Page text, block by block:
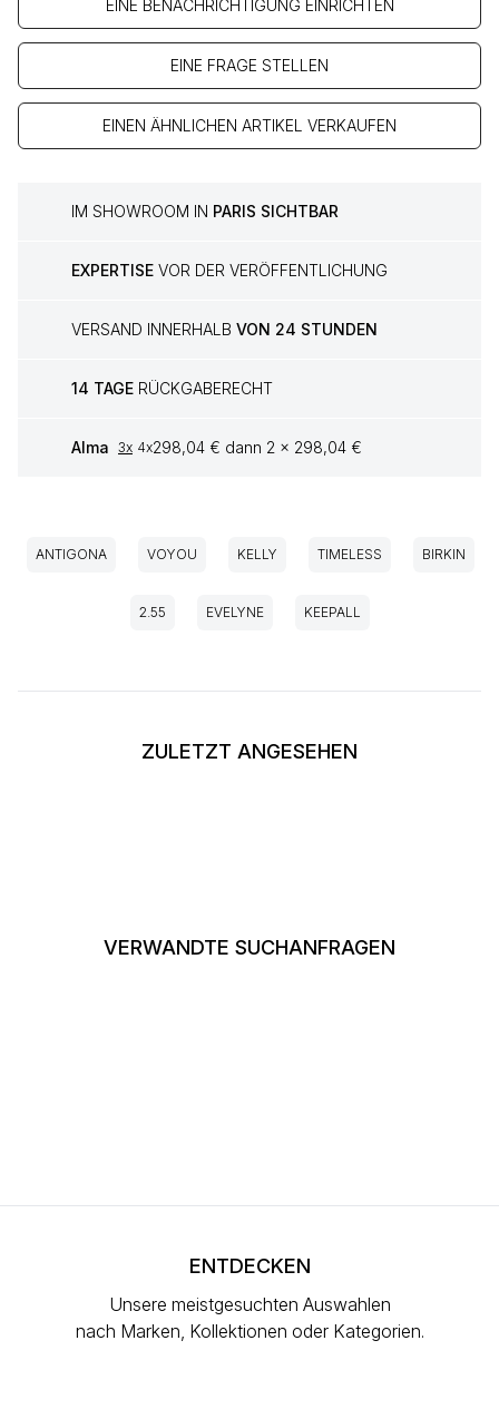
EINE BENACHRICHTIGUNG EINRICHTEN
EINE FRAGE STELLEN
EINEN ÄHNLICHEN ARTIKEL VERKAUFEN
IM SHOWROOM IN PARIS SICHTBAR
EXPERTISE VOR DER VERÖFFENTLICHUNG
VERSAND INNERHALB VON 24 STUNDEN
14 TAGE RÜCKGABERECHT
Alma 3x 4x298,04 € dann 2 x 298,04 €
ANTIGONA VOYOU KELLY TIMELESS BIRKIN
2.55 EVELYNE KEEPALL
ZULETZT ANGESEHEN
VERWANDTE SUCHANFRAGEN
ENTDECKEN
Unsere meistgesuchten Auswahlen
nach Marken, Kollektionen oder Kategorien.